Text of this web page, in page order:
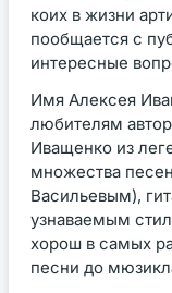
коих в жизни
пообщается с
интересные
Имя Алексея
любителям
Иващенко из
множества
Васильевым),
узнаваемым
хорош в самых
песни до